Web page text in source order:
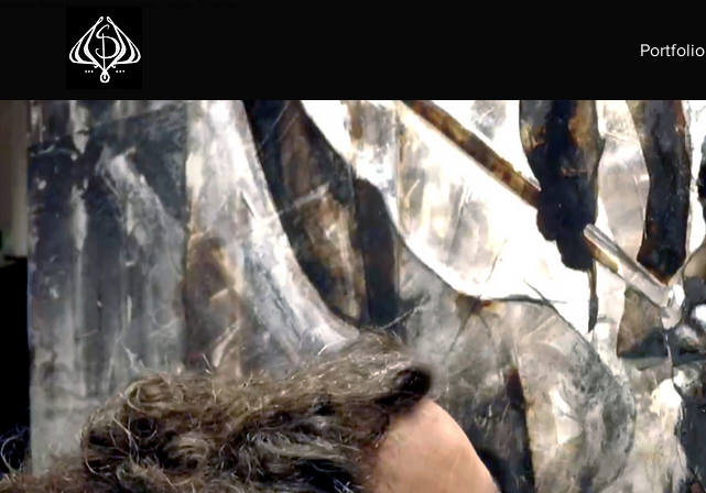
Portfolio